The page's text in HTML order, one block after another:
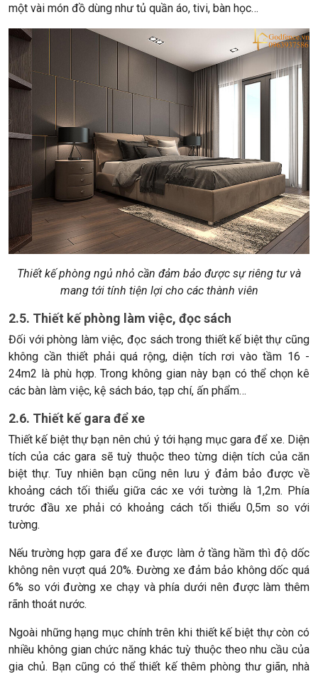
một vài món đồ dùng như tủ quần áo, tivi, bàn học…
Thiết kế phòng ngủ nhỏ cần đảm bảo được sự riêng tư và
mang tới tính tiện lợi cho các thành viên
2.5. Thiết kế phòng làm việc, đọc sách
Đối với phòng làm việc, đọc sách trong thiết kế biệt thự cũng
không cần thiết phải quá rộng, diện tích rơi vào tầm 16 -
24m2 là phù hợp. Trong không gian này bạn có thể chọn kê
các bàn làm việc, kệ sách báo, tạp chí, ấn phẩm…
2.6. Thiết kế gara để xe
Thiết kế biệt thự bạn nên chú ý tới hạng mục gara để xe. Diện
tích của các gara sẽ tuỳ thuộc theo từng diện tích của căn
biệt thự. Tuy nhiên bạn cũng nên lưu ý đảm bảo được về
khoảng cách tối thiểu giữa các xe với tường là 1,2m. Phía
trước đầu xe phải có khoảng cách tối thiểu 0,5m so với
tường.
Nếu trường hợp gara để xe được làm ở tầng hầm thì độ dốc
không nên vượt quá 20%. Đường xe đảm bảo không dốc quá
6% so với đường xe chạy và phía dưới nên được làm thêm
rãnh thoát nước.
Ngoài những hạng mục chính trên khi thiết kế biệt thự còn có
nhiều không gian chức năng khác tuỳ thuộc theo nhu cầu của
gia chủ. Bạn cũng có thể thiết kế thêm phòng thư giãn, nhà